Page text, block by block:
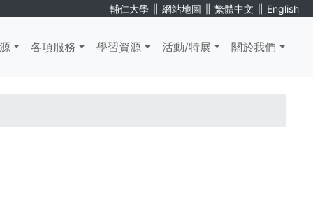
輔仁大學 ∥ 網站地圖 ∥ 繁體中文 ∥ English
各項服務 學習資源 活動/特展 關於我們